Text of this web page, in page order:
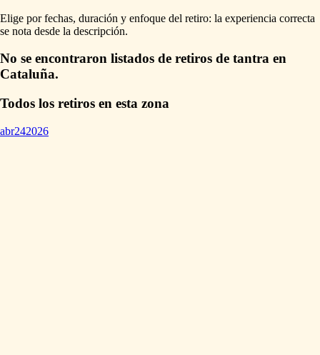
Elige por fechas, duración y enfoque del retiro: la experiencia correcta
se nota desde la descripción.
No se encontraron listados de retiros de tantra en
Cataluña.
Todos los retiros en esta zona
abr242026